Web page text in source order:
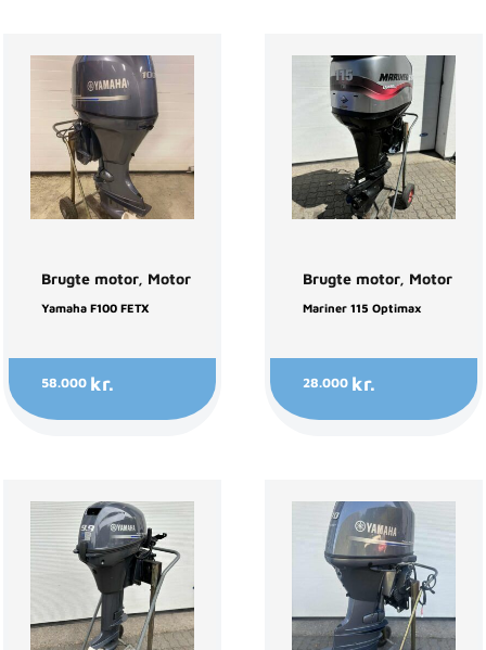
Brugte motor, Motor
Yamaha F100 FETX
58.000 kr.
Brugte motor, Motor
Mariner 115 Optimax
28.000 kr.